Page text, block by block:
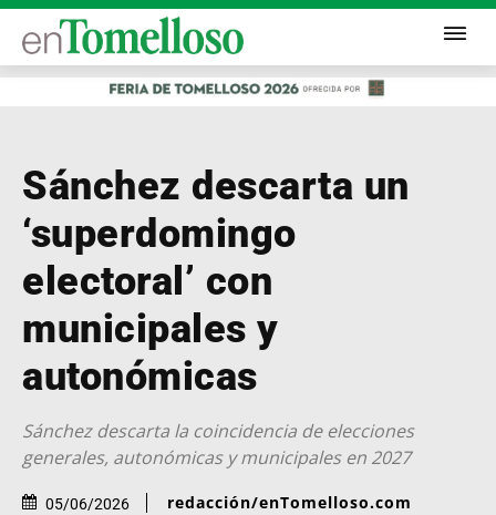
Sánchez descarta un
‘superdomingo
electoral’ con
municipales y
autonómicas
Sánchez descarta la coincidencia de elecciones
generales, autonómicas y municipales en 2027
05/06/2026 redacción/enTomelloso.com